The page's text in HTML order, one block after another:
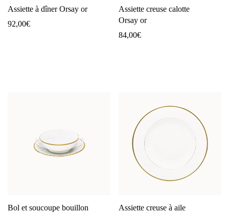
Assiette à dîner Orsay or
92,00€
Assiette creuse calotte
Orsay or
84,00€
Bol et soucoupe bouillon
Assiette creuse à aile